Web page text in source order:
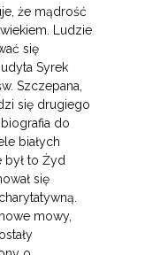
że mądrość
Ludzie
się
Syrek
Szczepana,
się drugiego
do
białych
był to Żyd
się
mowy,